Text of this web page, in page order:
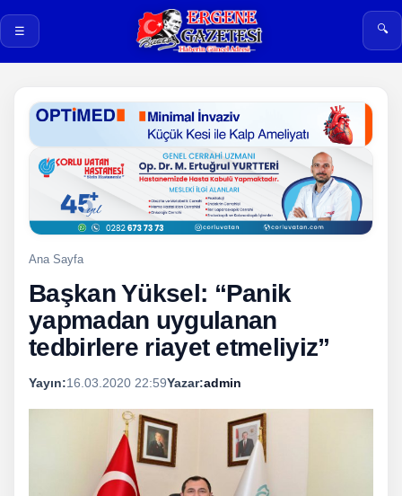
☰ 🔍
Ana Sayfa
Başkan Yüksel: “Panik
yapmadan uygulanan
tedbirlere riayet etmeliyiz”
Yayın:16.03.2020 22:59Yazar:admin